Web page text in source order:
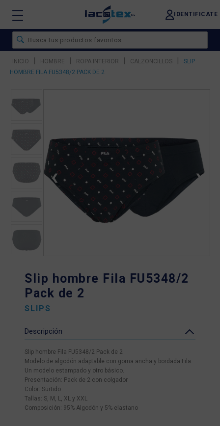
IDENTIFICATE
INICIO | HOMBRE | ROPA INTERIOR | CALZONCILLOS |
SLIP
HOMBRE FILA FU5348/2 PACK DE 2
❮ ❯
Slip hombre Fila FU5348/2
Pack de 2
SLIPS
Descripción
Slip hombre Fila FU5348/2 Pack de 2
Modelo de algodón adaptable con goma ancha y bordada Fila.
Un modelo estampado y otro básico.
Presentación: Pack de 2 con colgador
Color: Surtido
Tallas: S, M, L, XL y XXL
Composición: 95% Algodón y 5% elastano